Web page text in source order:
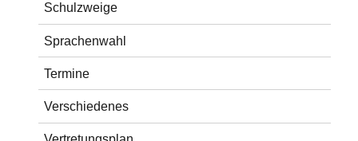
Schulzweige
Sprachenwahl
Termine
Verschiedenes